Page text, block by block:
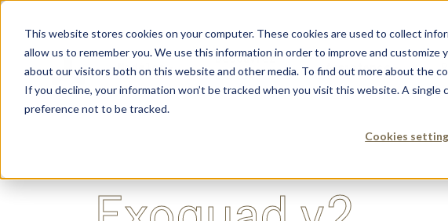
This website stores cookies on your computer. These cookies are used to collect
allow us to remember you. We use this information in order to improve and
about our visitors both on this website and other media. To find out more about the
If you decline, your information won’t be tracked when you visit this website. A
preference not to be tracked.
Cookies
Modèles
Découvrez
Exotek
Assistance